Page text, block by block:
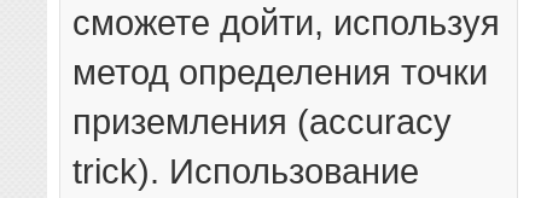
сможете дойти, используя
метод определения точки
приземления (accuraсy
trick). Использование